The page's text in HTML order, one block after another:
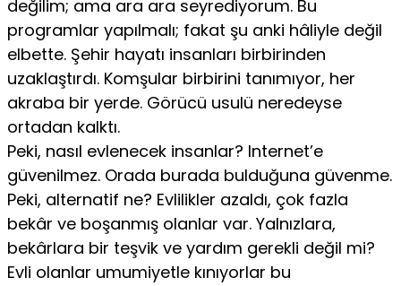
değilim; ama ara ara seyrediyorum. Bu
programlar yapılmalı; fakat şu anki hâliyle değil
elbette. Şehir hayatı insanları birbirinden
uzaklaştırdı. Komşular birbirini tanımıyor, her
akraba bir yerde. Görü­cü usulü neredeyse
ortadan kalktı.
Peki, nasıl evlenecek insanlar? Internet’e
güvenilmez. Ora­da burada bulduğuna güvenme.
Peki, alternatif ne? Evlilik­ler azaldı, çok fazla
bekâr ve boşanmış olanlar var. Yalnızlara,
bekârlara bir teşvik ve yardım gerekli değil mi?
Evli olanlar umumiyetle kınıyorlar bu